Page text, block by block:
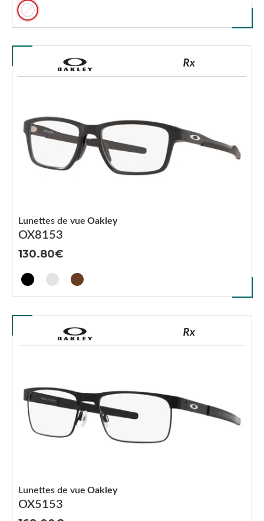
OX8153
Lunettes de vue Oakley
130.80
OX5153
Lunettes de vue Oakley